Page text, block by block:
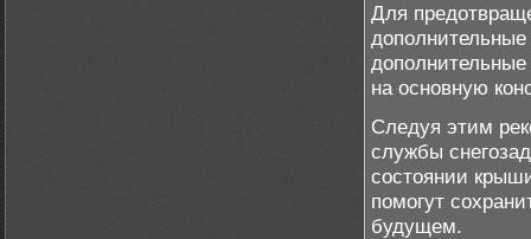
Для
дополнительные
на основную
Следуя этим
службы
состоянии
помогут
будущем.